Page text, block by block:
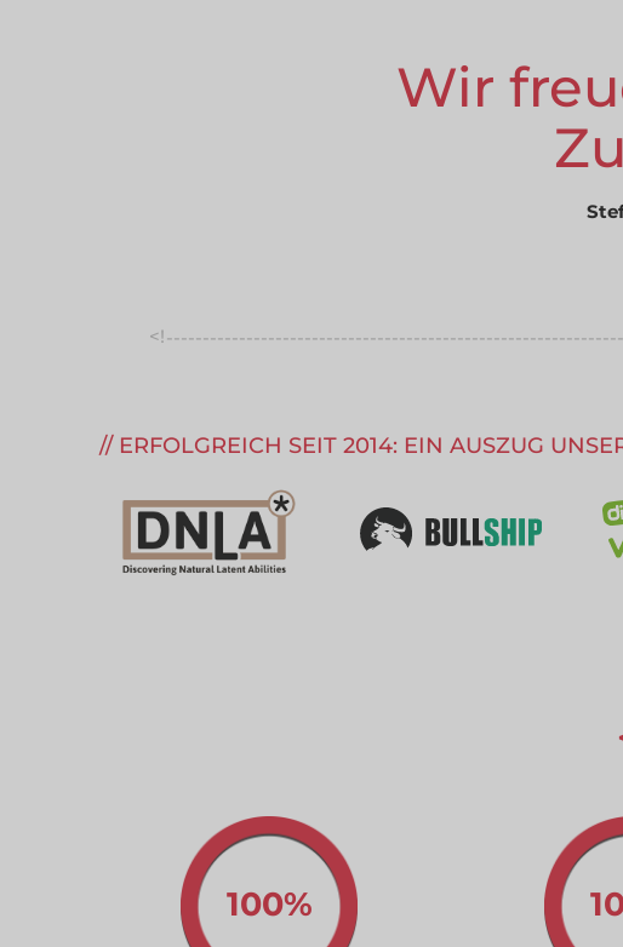
Wir
<!
ERFOLGREICH SEIT 2014: EIN AUSZUG
100%